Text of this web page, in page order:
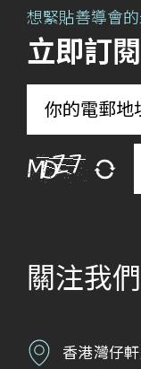
想緊貼善導會
立即訂
關注我們
香港灣仔